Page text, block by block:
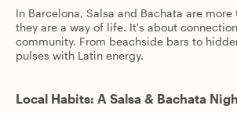
In Barcelona, Salsa and Bachata are
they are a way of life. It's about
community. From beachside bars to
pulses with Latin energy.
Local Habits: A Salsa & Bachata